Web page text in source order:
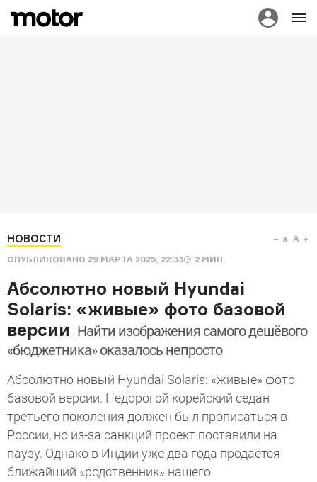
НОВОСТИ
ОПУБЛИКОВАНО 29 МАРТА 2025, 22:33 2 МИН.
a A
Абсолютно новый Hyundai
Solaris: «живые» фото базовой
версии Найти изображения самого дешёвого
«бюджетника» оказалось непросто
Абсолютно новый Hyundai Solaris: «живые» фото
базовой версии. Недорогой корейский седан
третьего поколения должен был прописаться в
России, но из-за санкций проект поставили на
паузу. Однако в Индии уже два года продаётся
ближайший «родственник» нашего